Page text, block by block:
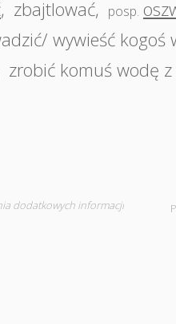
, zbajtlować, posp.
wywieść kogoś
zrobić komuś wodę
dodatkowych informacji